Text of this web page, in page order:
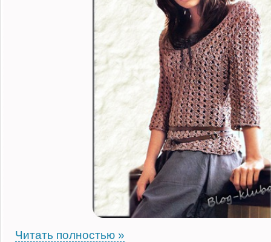
Читать полностью »